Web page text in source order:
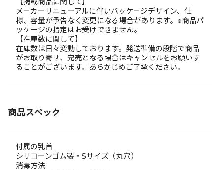
【掲載商品に関して】
メーカーリニューアルに伴いパッケージデザイン、仕
様、容量が予告なく変更になる場合があります。※商品パ
ッケージの指定はお受けできません。
【在庫数に関して】
在庫数は日々変動しております。発送準備の段階で商品
がお取り寄せ、完売となる場合はキャンセルをお願いす
ることがございます。あらかじめご了承ください。
商品スペック
付属の乳首
シリコーンゴム製・Sサイズ（丸穴）
消毒方法